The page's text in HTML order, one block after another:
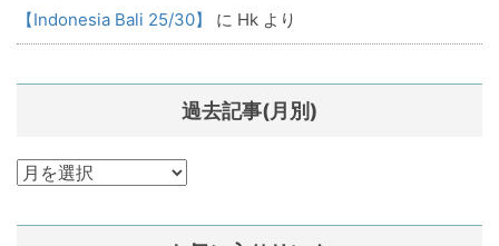
【Indonesia Bali 25/30】 に Hk より
過去記事(月別)
過
記